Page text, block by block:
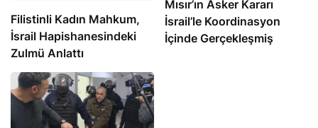
Filistinli Kadın Mahkum,
İsrail Hapishanesindeki
Zulmü Anlattı
Mısır’ın Asker Kararı
İsrail’le Koordinasyon
İçinde Gerçekleşmiş